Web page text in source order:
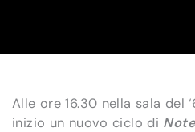
Alle ore 16.30 nella sala del
inizio un nuovo ciclo di